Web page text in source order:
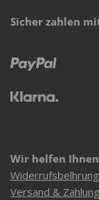
Sicher zahlen
Wir helfen Ihnen
Widerrufsbelhrung
Versand & Zahlung